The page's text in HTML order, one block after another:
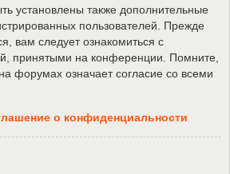
установлены также дополнительные
пользователей. Прежде
вам следует ознакомиться с
принятыми на конференции. Помните,
форумах означает согласие со всеми
о конфиденциальности